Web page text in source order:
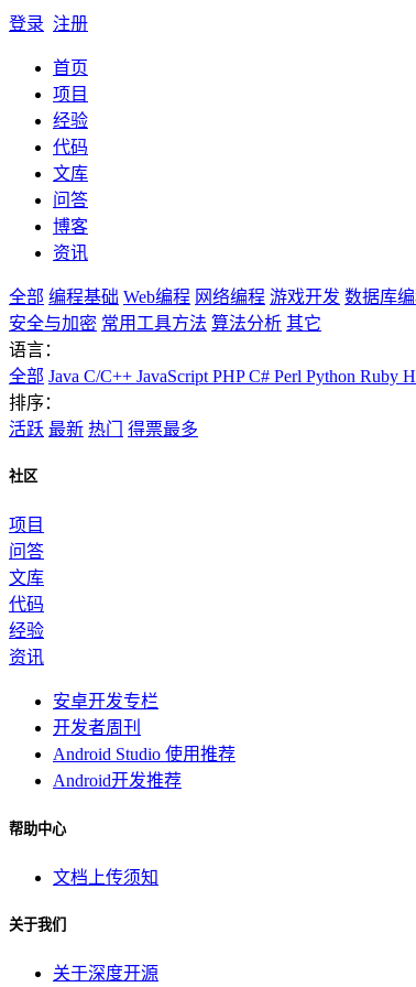
登录 注册
首页
项目
经验
代码
文库
问答
博客
资讯
全部 编程基础 Web编程 网络编程 游戏开发 数据库
安全与加密 常用工具方法 算法分析 其它
语言：
全部 Java C/C++ JavaScript PHPC# Perl Python Ruby
排序：
活跃 最新 热门 得票最多
社区
项目
问答
文库
代码
经验
资讯
安卓开发专栏
开发者周刊
Android Studio 使用推荐
Android开发推荐
帮助中心
文档上传须知
关于我们
关于深度开源